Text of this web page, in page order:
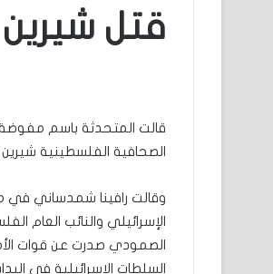
قتل شيرين
قالت المتحدثة باسم مفوضة
الصحافية الفلسطينية شيرين أبو عاقلة قُتلت في 11
وقالت رافينا شمدساني
الإسرائيلي والنائب
الصمودي صدرت عن قوات
السلطات الإسرائيلية في